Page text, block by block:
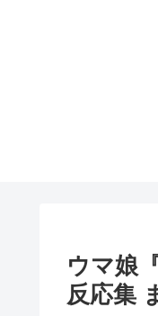
ウマ娘
反応集